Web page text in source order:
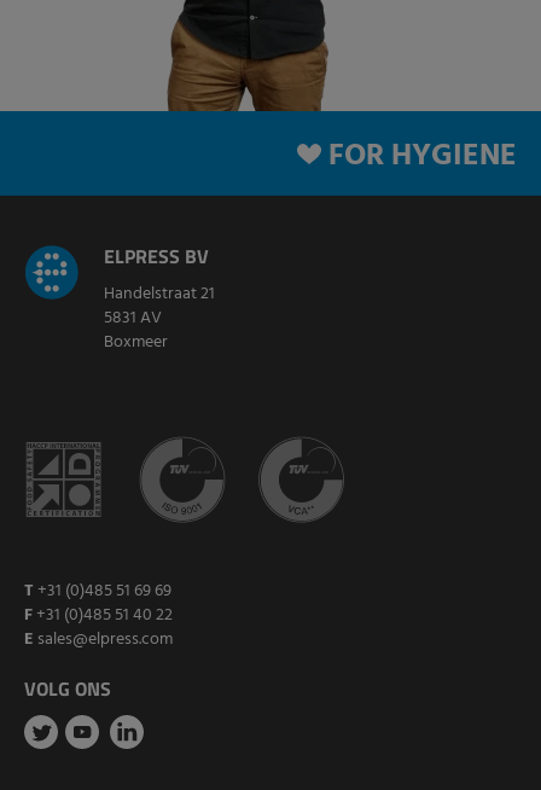
FOR HYGIENE
ELPRESS BV
Handelstraat 21
5831 AV
Boxmeer
T +31 (0)485 51 69 69
F+31 (0)485 51 40 22
E sales@elpress.com
VOLG ONS